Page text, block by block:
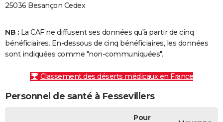
25036 Besançon Cedex
NB : La CAF ne diffusent ses données qu'à partir de cinq
bénéficiaires. En-dessous de cinq bénéficiaires, les données
sont indiquées comme "non-communiquées".
Classement des déserts médicaux en France
Personnel de santé à Fessevillers
Pour